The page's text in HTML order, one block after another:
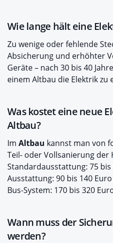
Wie lange hält eine
Zu wenige oder fehlende
Absicherung und erhöhter
Geräte – nach 30 bis 40
einem Altbau die Elektrik zu
Was kostet eine neue
Altbau?
Im Altbau kannst man von
Teil- oder Vollsanierung der
Standardausstattung: 75
Ausstattung: 90 bis 140
Bus-System: 170 bis 320
Wann muss der
werden?